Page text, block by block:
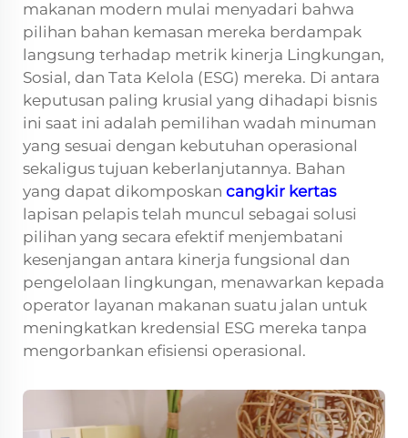
makanan modern mulai menyadari bahwa
pilihan bahan kemasan mereka berdampak
langsung terhadap metrik kinerja Lingkungan,
Sosial, dan Tata Kelola (ESG) mereka. Di antara
keputusan paling krusial yang dihadapi bisnis
ini saat ini adalah pemilihan wadah minuman
yang sesuai dengan kebutuhan operasional
sekaligus tujuan keberlanjutannya. Bahan
yang dapat dikomposkan cangkir kertas
lapisan pelapis telah muncul sebagai solusi
pilihan yang secara efektif menjembatani
kesenjangan antara kinerja fungsional dan
pengelolaan lingkungan, menawarkan kepada
operator layanan makanan suatu jalan untuk
meningkatkan kredensial ESG mereka tanpa
mengorbankan efisiensi operasional.